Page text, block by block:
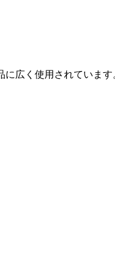
広く使用されています